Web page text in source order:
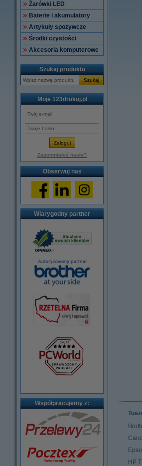
Żarówki LED
Baterie i akumulatory
Artykuły spożywcze
Środki czystości
Akcesoria komputerowe
Szukaj produktu
Szukaj
Moje 123drukuj.pl
Zapomniałeś hasła?
Obserwuj nas
Wiarygodny partner
Współpracujemy z:
HP